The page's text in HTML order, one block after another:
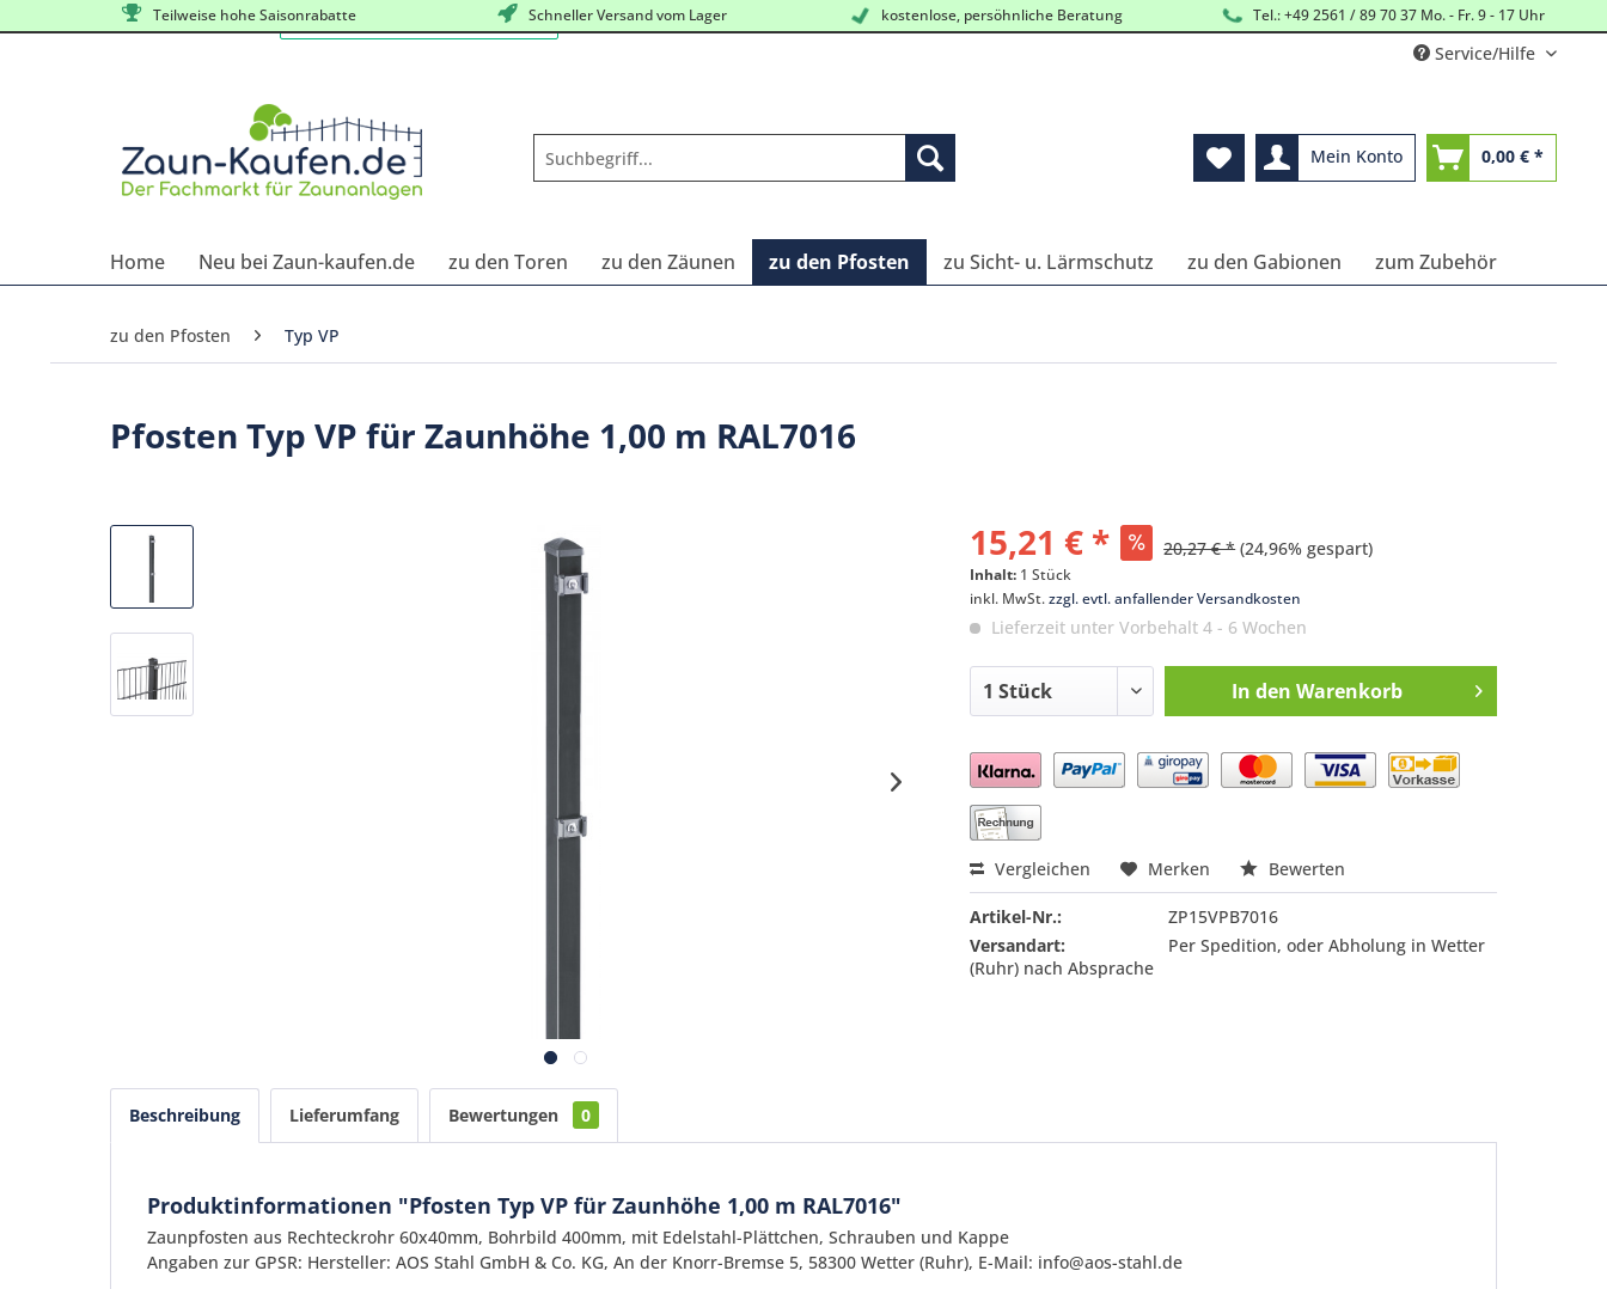
Teilweise hohe Saisonrabatte Schneller Versand vom Lager kostenlose, persöhnliche Beratung Tel.: +49 2561 / 89 70 37 Mo. - Fr. 9 - 17 Uhr
Service/Hilfe
Mein Konto 0,00 € *
Home Neu bei Zaun-kaufen.de zu den Toren zu den Zäunen zu den Pfosten zu Sicht- u. Lärmschutz zu den Gabionen zum Zubehör
zu den Pfosten Typ VP
Pfosten Typ VP für Zaunhöhe 1,00 m RAL7016
15,21 € * 20,27 € * (24,96% gespart)
Inhalt: 1 Stück
inkl. MwSt.zzgl. evtl. anfallender Versandkosten
Lieferzeit unter Vorbehalt 4 - 6 Wochen
In den Warenkorb
Preis anfragen
Vergleichen Merken Bewerten
Artikel-Nr.:
ZP15VPB7016
Versandart:
Per Spedition, oder Abholung in Wetter
(Ruhr) nach Absprache
Beschreibung Lieferumfang Bewertungen 0
Produktinformationen "Pfosten Typ VP für Zaunhöhe 1,00 m RAL7016"
Zaunpfosten aus Rechteckrohr 60x40mm, Bohrbild 400mm, mit Edelstahl-Plättchen, Schrauben und Kappe
Angaben zur GPSR: Hersteller: AOS Stahl GmbH & Co. KG, An der Knorr-Bremse 5, 58300 Wetter (Ruhr), E-Mail: info@aos-stahl.de